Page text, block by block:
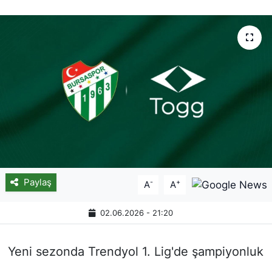
Paylaş A- A+
02.06.2026 - 21:20
Yeni sezonda Trendyol 1. Lig'de şampiyonluk